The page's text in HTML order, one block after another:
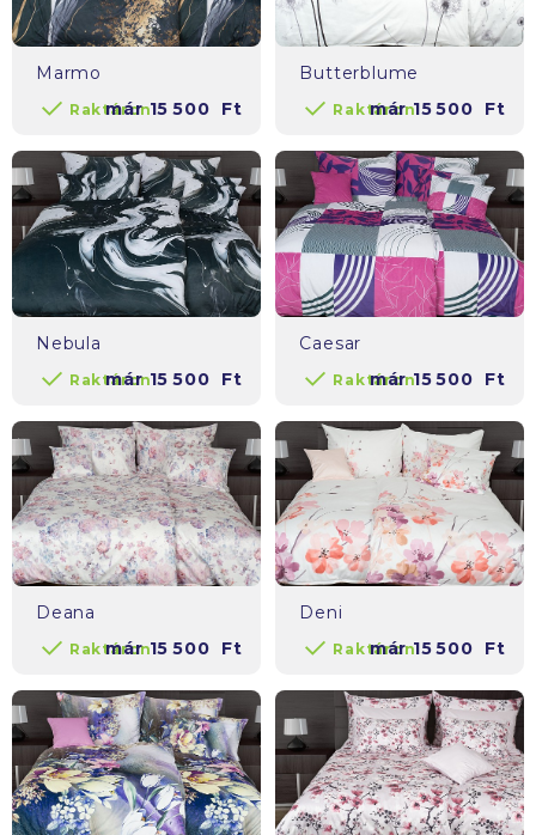
Marmo
Raktáron
már15 500 Ft
Butterblume
Raktáron
már15 500 Ft
Nebula
Raktáron
már15 500 Ft
Caesar
Raktáron
már15 500 Ft
Deana
Raktáron
már15 500 Ft
Deni
Raktáron
már15 500 Ft